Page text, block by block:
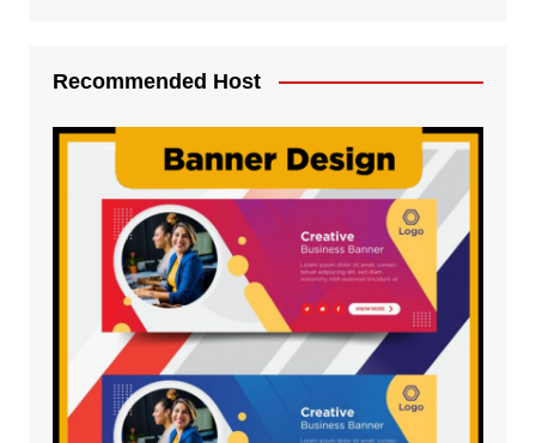
Recommended Host